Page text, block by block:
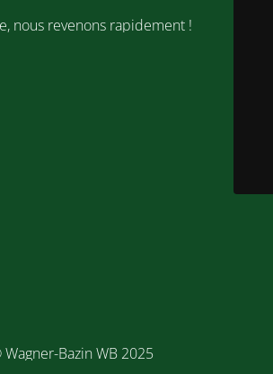
nous revenons rapidement !
Bazin WB 2025